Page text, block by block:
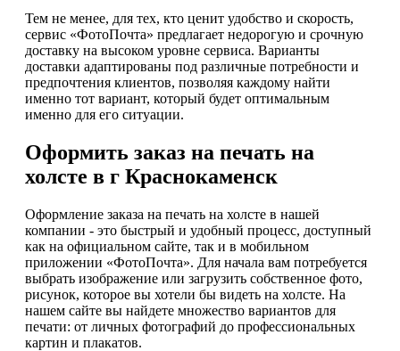
Тем не менее, для тех, кто ценит удобство и скорость,
сервис «ФотоПочта» предлагает недорогую и срочную
доставку на высоком уровне сервиса. Варианты
доставки адаптированы под различные потребности и
предпочтения клиентов, позволяя каждому найти
именно тот вариант, который будет оптимальным
именно для его ситуации.
Оформить заказ на печать на
холсте в г Краснокаменск
Оформление заказа на печать на холсте в нашей
компании - это быстрый и удобный процесс, доступный
как на официальном сайте, так и в мобильном
приложении «ФотоПочта». Для начала вам потребуется
выбрать изображение или загрузить собственное фото,
рисунок, которое вы хотели бы видеть на холсте. На
нашем сайте вы найдете множество вариантов для
печати: от личных фотографий до профессиональных
картин и плакатов.